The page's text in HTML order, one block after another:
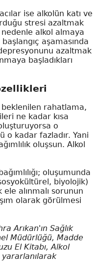
ise alkolün katı ve
stresi azaltmak
nedenle alkol almaya
aşamasında
azaltmak
başladıkları
beklenilen rahatlama,
ne kadar kısa
o
o kadar fazladır. Yani
oluşsun. Alkol
oluşumunda
biyolojik)
alınmalı sorunun
olarak görülmesi
Arıkan'ın Sağlık
Müdürlüğü, Madde
El Kitabı, Alkol
yararlanılarak